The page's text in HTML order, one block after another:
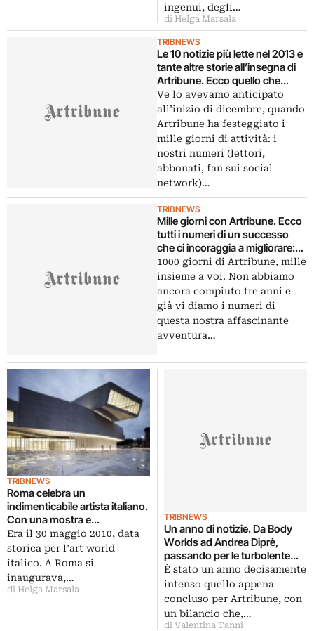
ingenui, degli…
di Helga Marsala
TRIBNEWS
Le 10 notizie più lette nel 2013 e
tante altre storie all’insegna di
Artribune. Ecco quello che
abbiamo combinato in 12 mesi
Ve lo avevamo anticipato
all’inizio di dicembre, quando
Artribune ha festeggiato i
mille giorni di attività: i
nostri numeri (lettori,
abbonati, fan sui social
network)…
TRIBNEWS
Mille giorni con Artribune. Ecco
tutti i numeri di un successo
che ci incoraggia a migliorare:
che festeggiamo divenendo il
primo profilo social culturale del
Paese
1000 giorni di Artribune, mille
insieme a voi. Non abbiamo
ancora compiuto tre anni e
già vi diamo i numeri di
questa nostra affascinante
avventura…
TRIBNEWS
Roma celebra un
indimenticabile artista italiano.
Con una mostra e
un’intitolazione. Al Maxxi si
inaugura Piazza Alighiero
Boetti. Lo avevamo proposto
noi, anni fa…
Era il 30 maggio 2010, data
storica per l’art world
italico. A Roma si
inaugurava,…
di Helga Marsala
TRIBNEWS
Un anno di notizie. Da Body
Worlds ad Andrea Diprè,
passando per le turbolente
vicende di Macao e i tristi
bollettini sul terremoto in
Emilia. Ecco gli articoli più letti
del 2012 su Artribune
È stato un anno decisamente
intenso quello appena
concluso per Artribune, con
un bilancio che,…
di Valentina Tanni